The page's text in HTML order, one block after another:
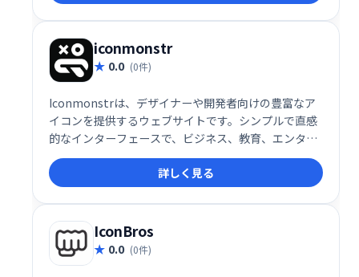
iconmonstr
0.0 (0件)
Iconmonstrは、デザイナーや開発者向けの豊富なア
イコンを提供するウェブサイトです。シンプルで直感
的なインターフェースで、ビジネス、教育、エンター
テイメントなど多様なテーマのアイコンを簡単に検
索・利用できます。高品質なアイコンを必要とする方
にとって、非常に価値のあるリソースです。
詳しく見る
IconBros
0.0 (0件)